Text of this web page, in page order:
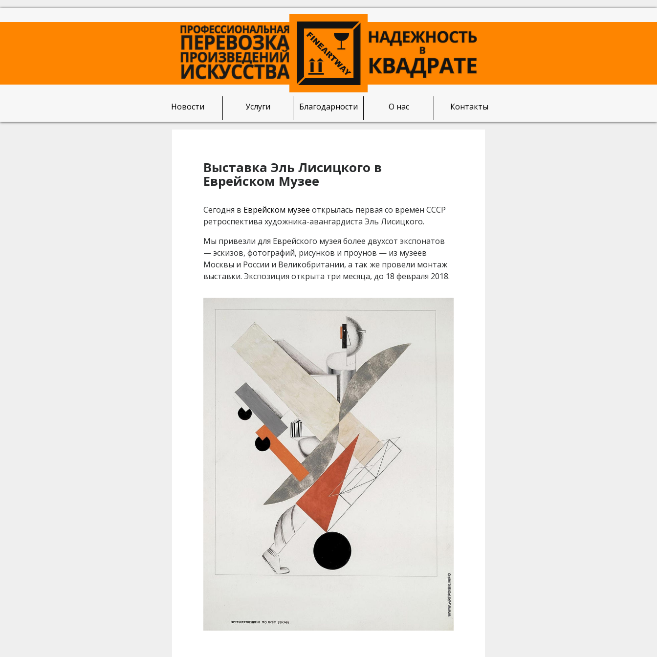
Новости Услуги Благодарности О нас Контакты
Выставка Эль Лисицкого в
Еврейском Музее
Сегодня в Еврейском музее открылась первая со времён СССР
ретроспектива художника-авангардиста Эль Лисицкого.
Мы привезли для Еврейского музея более двухсот экспонатов
— эскизов, фотографий, рисунков и проунов — из музеев
Москвы и России и Великобритании, а так же провели монтаж
выставки. Экспозиция открыта три месяца, до 18 февраля 2018.